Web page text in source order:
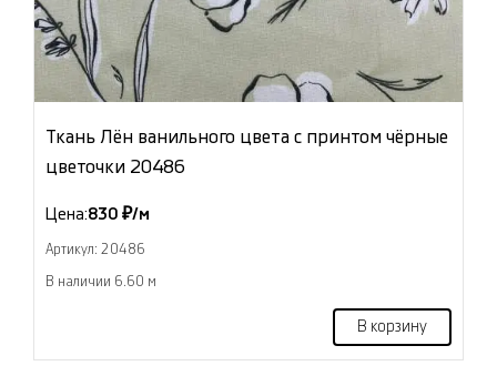
Ткань Лён ванильного цвета с принтом чёрные
цветочки 20486
Цена:830 ₽/м
Артикул: 20486
В наличии 6.60 м
В корзину